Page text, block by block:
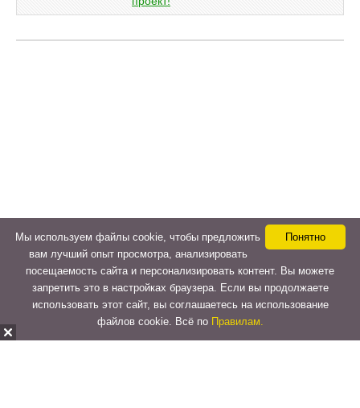
Понятно
Мы используем файлы cookie, чтобы предложить
вам лучший опыт просмотра, анализировать
посещаемость сайта и персонализировать контент. Вы можете
запретить это в настройках браузера. Если вы продолжаете
использовать этот сайт, вы соглашаетесь на использование
файлов cookie. Всё по Правилам.